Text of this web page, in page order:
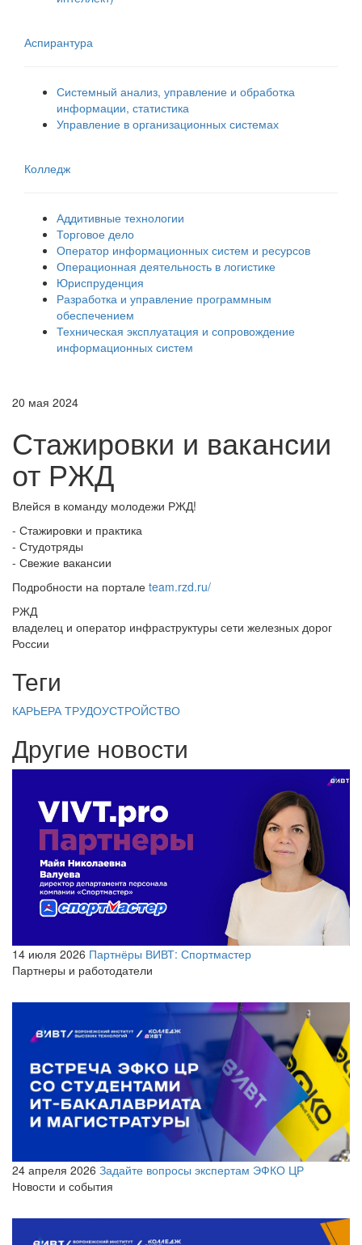
Аспирантура
Системный анализ, управление и обработка
информации, статистика
Управление в организационных системах
Колледж
Аддитивные технологии
Торговое дело
Оператор информационных систем и ресурсов
Операционная деятельность в логистике
Юриспруденция
Разработка и управление программным
обеспечением
Техническая эксплуатация и сопровождение
информационных систем
20 мая 2024
Стажировки и вакансии
от РЖД
Влейся в команду молодежи РЖД!
- Стажировки и практика
- Студотряды
- Свежие вакансии
Подробности на портале team.rzd.ru/
РЖД
владелец и оператор инфраструктуры сети железных дорог
России
Теги
КАРЬЕРА ТРУДОУСТРОЙСТВО
Другие новости
14 июля 2026 Партнёры ВИВТ: Спортмастер
Партнеры и работодатели
24 апреля 2026 Задайте вопросы экспертам ЭФКО ЦР
Новости и события